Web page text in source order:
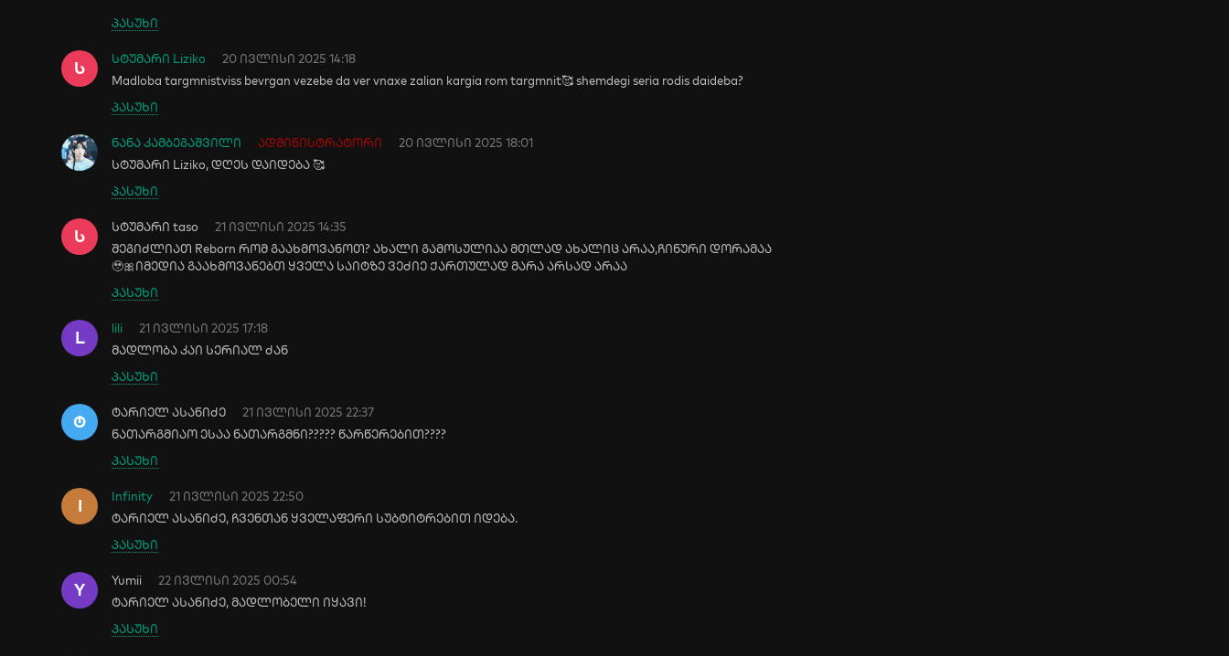
პასუხი
Ს სტუმარი Liziko
20 ივლისი 2025 14:18
Madloba targmnistviss bevrgan vezebe da ver vnaxe zalian kargia rom targmnit🥰 shemdegi seria rodis daideba?
პასუხი
ნანა კამბეგაშვილი ადმინისტრატორი
20 ივლისი 2025 18:01
სტუმარი Liziko, დღეს დაიდება 🥰
პასუხი
Ს სტუმარი taso
21 ივლისი 2025 14:35
შეგიძლიათ Reborn რომ გაახმოვანოთ? ახალი გამოსულიაა მთლად ახალიც არაა,ჩინური დორამაა
🥹🎀იმედია გაახმოვანებთ ყველა საიტზე ვეძიე ქართულად მარა არსად არაა
პასუხი
L lili
21 ივლისი 2025 17:18
მადლობა კაი სერიალ ძან
პასუხი
Ტ ტარიელ ასანიძე
21 ივლისი 2025 22:37
ნათარგმიაო ესაა ნათარგმნი????? წარწერებით????
პასუხი
I Infinity
21 ივლისი 2025 22:50
ტარიელ ასანიძე, ჩვენთან ყველაფერი სუბტიტრებით იდება.
პასუხი
Y Yumii
22 ივლისი 2025 00:54
ტარიელ ასანიძე, მადლობელი იყავი!
პასუხი